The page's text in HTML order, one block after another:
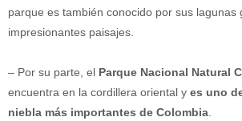
parque es también conocido por sus lagunas
impresionantes paisajes.
– Por su parte, el Parque Nacional Natural
encuentra en la cordillera oriental y es uno
niebla más importantes de Colombia.